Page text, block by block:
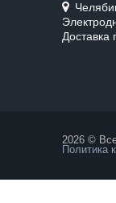
Доставка
2026 ©
Политика